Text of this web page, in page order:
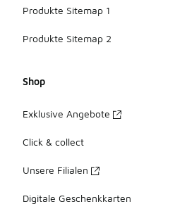
Produkte Sitemap 1
Produkte Sitemap 2
Shop
Exklusive Angebote
Click & collect
Unsere Filialen
Digitale Geschenkkarten